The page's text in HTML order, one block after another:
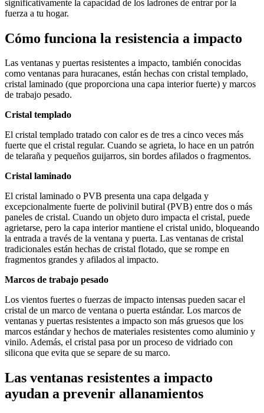
significativamente la capacidad de los ladrones de entrar por la
fuerza a tu hogar.
Cómo funciona la resistencia a impacto
Las ventanas y puertas resistentes a impacto, también conocidas
como ventanas para huracanes, están hechas con cristal templado,
cristal laminado (que proporciona una capa interior fuerte) y marcos
de trabajo pesado.
Cristal templado
El cristal templado tratado con calor es de tres a cinco veces más
fuerte que el cristal regular. Cuando se agrieta, lo hace en un patrón
de telaraña y pequeños guijarros, sin bordes afilados o fragmentos.
Cristal laminado
El cristal laminado o PVB presenta una capa delgada y
excepcionalmente fuerte de polivinil butiral (PVB) entre dos o más
paneles de cristal. Cuando un objeto duro impacta el cristal, puede
agrietarse, pero la capa interior mantiene el cristal unido, bloqueando
la entrada a través de la ventana y puerta. Las ventanas de cristal
tradicionales están hechas de cristal flotado, que se rompe en
fragmentos grandes y afilados al impacto.
Marcos de trabajo pesado
Los vientos fuertes o fuerzas de impacto intensas pueden sacar el
cristal de un marco de ventana o puerta estándar. Los marcos de
ventanas y puertas resistentes a impacto son más gruesos que los
marcos estándar y hechos de materiales resistentes como aluminio y
vinilo. Además, el cristal pasa por un proceso de vidriado con
silicona que evita que se separe de su marco.
Las ventanas resistentes a impacto
ayudan a prevenir allanamientos